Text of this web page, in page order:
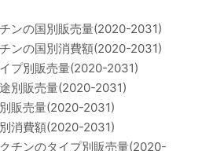
ンの国別販売量(2020-2031)
ンの国別消費額(2020-2031)
プ別販売量(2020-2031)
別販売量(2020-2031)
販売量(2020-2031)
消費額(2020-2031)
チンのタイプ別販売量(2020-